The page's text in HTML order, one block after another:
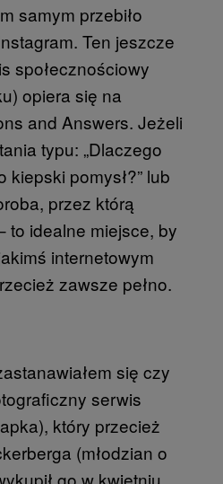
samym przebiło
Ten jeszcze
społecznościowy
opiera się na
and Answers. Jeżeli
typu: „Dlaczego
pomysł?” lub
przez którą
to idealne miejsce, by
internetowym
zawsze pełno.
się czy
serwis
który przecież
(młodzian o
go w kwietniu